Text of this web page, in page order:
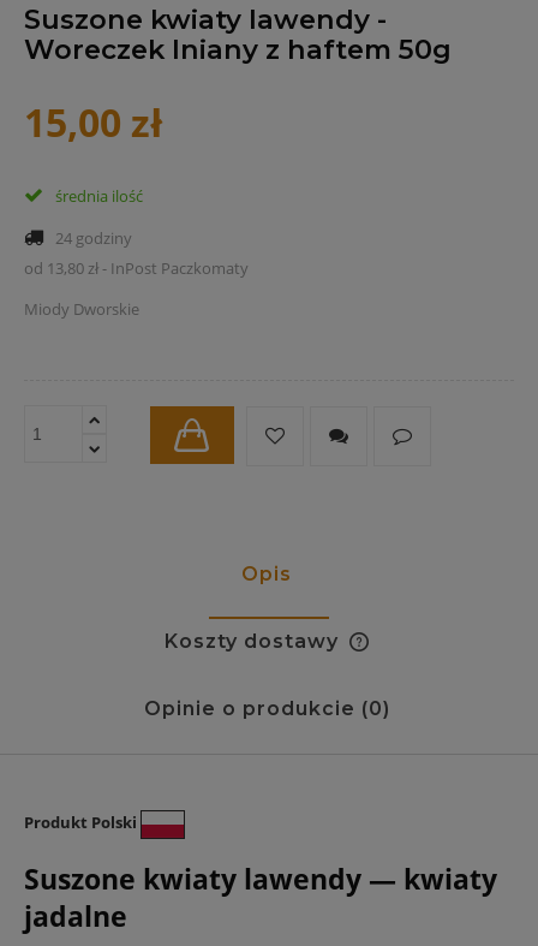
Suszone kwiaty lawendy -
Woreczek lniany z haftem 50g
15,00 zł
średnia ilość
24 godziny
od 13,80 zł- InPost Paczkomaty
Miody Dworskie
Opis
Koszty dostawy
Cena nie zawiera ewentualnych kosztów płatności
Opinie o produkcie (0)
Produkt Polski
Suszone kwiaty lawendy — kwiaty
jadalne